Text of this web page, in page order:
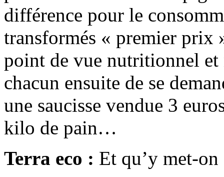
différence pour le
transformés « premier prix
point de vue nutritionnel et
chacun ensuite de se
une saucisse vendue 3
kilo de pain…
Terra eco : Et qu’y met-on